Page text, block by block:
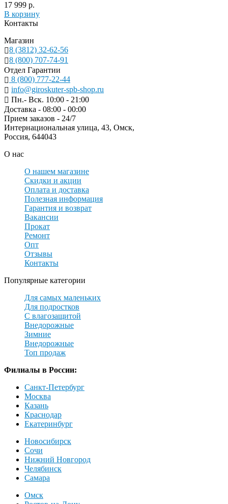
17 999 р.
В корзину
Контакты
Магазин
8 (3812) 32-62-56
8 (800) 707-74-91
Отдел Гарантии
8 (800) 777-22-44
info@giroskuter-spb-shop.ru
Пн.- Вск. 10:00 - 21:00
Доставка - 08:00 - 00:00
Прием заказов - 24/7
Интернациональная улица, 43, Омск,
Россия, 644043
О нас
О нашем магазине
Скидки и акции
Оплата и доставка
Полезная информация
Гарантия и возврат
Вакансии
Прокат
Ремонт
Опт
Отзывы
Контакты
Популярные категории
Для самых маленьких
Для подростков
С влагозащитой
Внедорожные
Зимние
Внедорожные
Топ продаж
Филиалы в России:
Санкт-Петербург
Москва
Казань
Краснодар
Екатеринбург
Новосибирск
Сочи
Нижний Новгород
Челябинск
Самара
Омск